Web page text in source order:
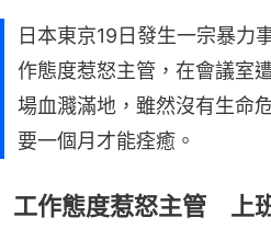
日本東京19日發生一宗暴力
作態度惹怒主管，在會議室
場血濺滿地，雖然沒有生命
要一個月才能痊癒。
工作態度惹怒主管 上